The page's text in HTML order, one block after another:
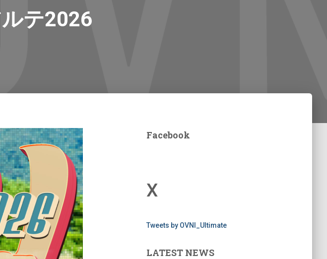
テ2026
Facebook
X
Tweets by OVNI_Ultimate
LATEST NEWS